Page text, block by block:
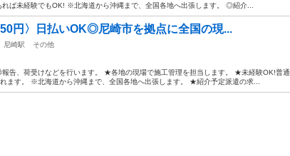
ば未経験でもOK! ※北海道から沖縄まで、全国各地へ出張します。 ◎紹介...
円〉日払いOK◎尼崎市を拠点に全国の現...
尼崎駅 その他
告、荷受けなどを行います。 ★各地の現場で施工管理を担当します。 ★未経験OK!普通
ます。 ※北海道から沖縄まで、全国各地へ出張します。 ★紹介予定派遣の求...